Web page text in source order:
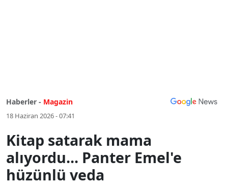
Haberler - Magazin
18 Haziran 2026 - 07:41
Kitap satarak mama
alıyordu... Panter Emel'e
hüzünlü veda